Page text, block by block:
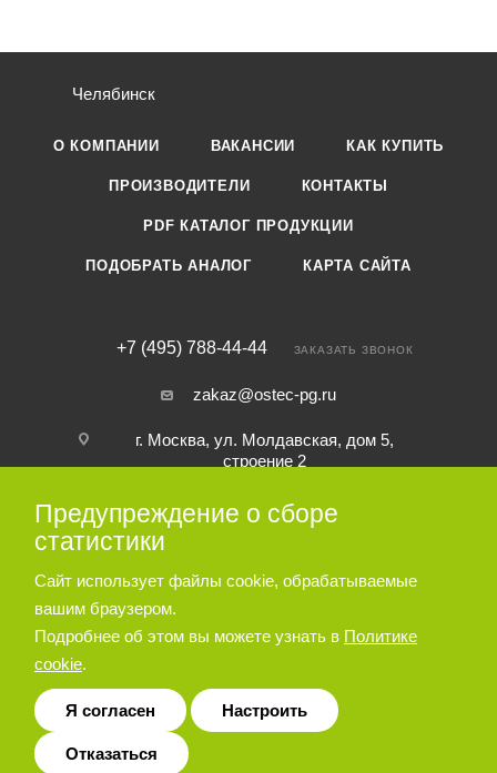
Челябинск
О КОМПАНИИ ВАКАНСИИ КАК КУПИТЬ
ПРОИЗВОДИТЕЛИ КОНТАКТЫ
PDF КАТАЛОГ ПРОДУКЦИИ
ПОДОБРАТЬ АНАЛОГ КАРТА САЙТА
+7 (495) 788-44-44 ЗАКАЗАТЬ ЗВОНОК
zakaz@ostec-pg.ru
г. Москва, ул. Молдавская, дом 5,
строение 2
ПОДПИСАТЬСЯ НА РАССЫЛКУ
© 2026 Пневматическое и гидравлическое оборудование ООО
«Остек-АртТул»
Предупреждение о сборе
статистики
Сайт использует файлы cookie, обрабатываемые
вашим браузером.
Подробнее об этом вы можете узнать в Политике
cookie.
Я согласен Настроить
Отказаться